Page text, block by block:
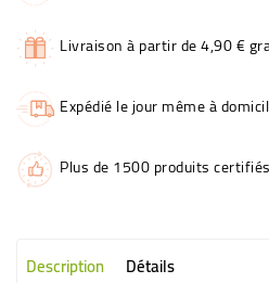
Livraison à partir de 4,90 €
Expédié le jour même à
Plus de 1500 produits
Description Détails